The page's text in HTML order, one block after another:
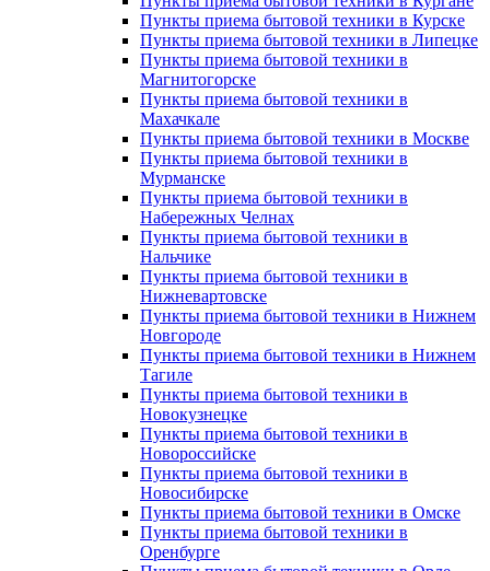
Пункты приема бытовой техники в Курске
Пункты приема бытовой техники в Липецке
Пункты приема бытовой техники в
Магнитогорске
Пункты приема бытовой техники в
Махачкале
Пункты приема бытовой техники в Москве
Пункты приема бытовой техники в
Мурманске
Пункты приема бытовой техники в
Набережных Челнах
Пункты приема бытовой техники в
Нальчике
Пункты приема бытовой техники в
Нижневартовске
Пункты приема бытовой техники в Нижнем
Новгороде
Пункты приема бытовой техники в Нижнем
Тагиле
Пункты приема бытовой техники в
Новокузнецке
Пункты приема бытовой техники в
Новороссийске
Пункты приема бытовой техники в
Новосибирске
Пункты приема бытовой техники в Омске
Пункты приема бытовой техники в
Оренбурге